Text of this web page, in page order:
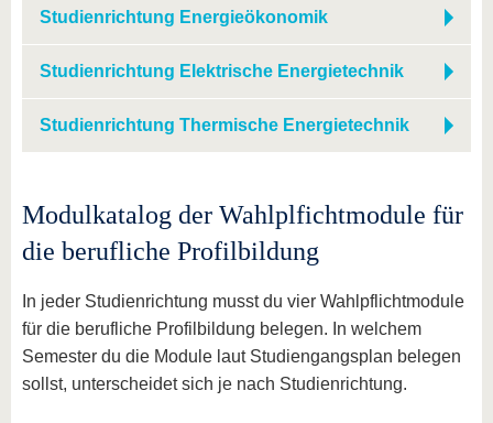
Studienrichtung Energieökonomik
Studienrichtung Elektrische Energietechnik
Studienrichtung Thermische Energietechnik
Modulkatalog der Wahlplfichtmodule für
die berufliche Profilbildung
In jeder Studienrichtung musst du vier Wahlpflichtmodule
für die berufliche Profilbildung belegen. In welchem
Semester du die Module laut Studiengangsplan belegen
sollst, unterscheidet sich je nach Studienrichtung.